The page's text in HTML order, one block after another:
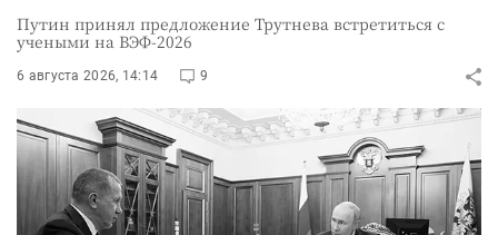
Путин принял предложение Трутнева встретиться с
учеными на ВЭФ-2026
6 августа 2026, 14:14 9